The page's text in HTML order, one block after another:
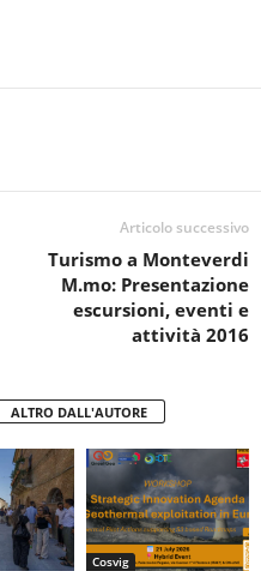
Articolo successivo
Turismo a Monteverdi
M.mo: Presentazione
escursioni, eventi e
attività 2016
ALTRO DALL'AUTORE
Cosvig